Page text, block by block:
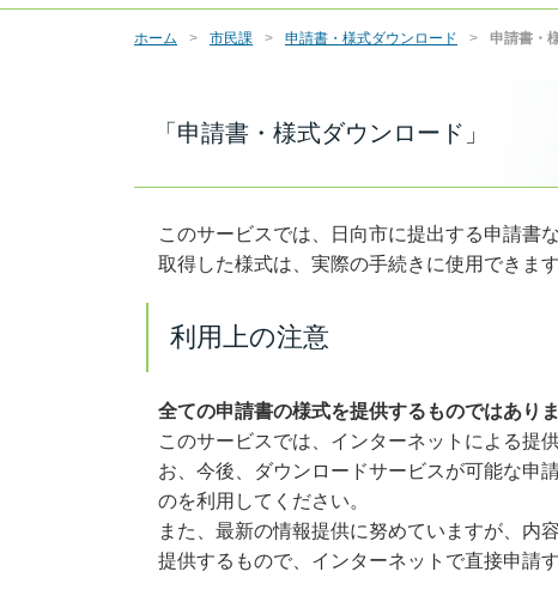
ホーム 市民課 申請書・様式ダウンロード 申請書・
「申請書・様式ダウンロード」
このサービスでは、日向市に提出する申請書
取得した様式は、実際の手続きに使用できま
利用上の注意
全ての申請書の様式を提供するものではあり
このサービスでは、インターネットによる提
お、今後、ダウンロードサービスが可能な申
のを利用してください。
また、最新の情報提供に努めていますが、内
提供するもので、インターネットで直接申請